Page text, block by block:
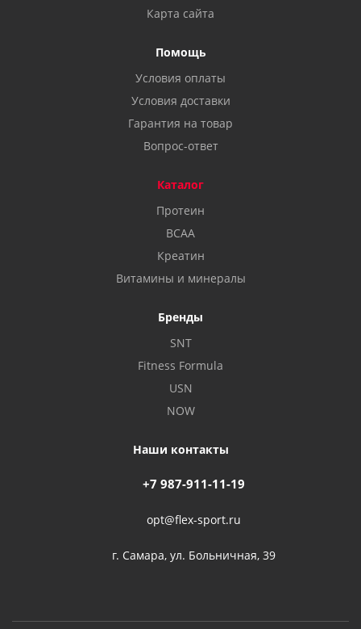
Карта сайта
Помощь
Условия оплаты
Условия доставки
Гарантия на товар
Вопрос-ответ
Каталог
Протеин
BCAA
Креатин
Витамины и минералы
Бренды
SNT
Fitness Formula
USN
NOW
Наши контакты
+7 987-911-11-19
opt@flex-sport.ru
г. Самара, ул. Больничная, 39